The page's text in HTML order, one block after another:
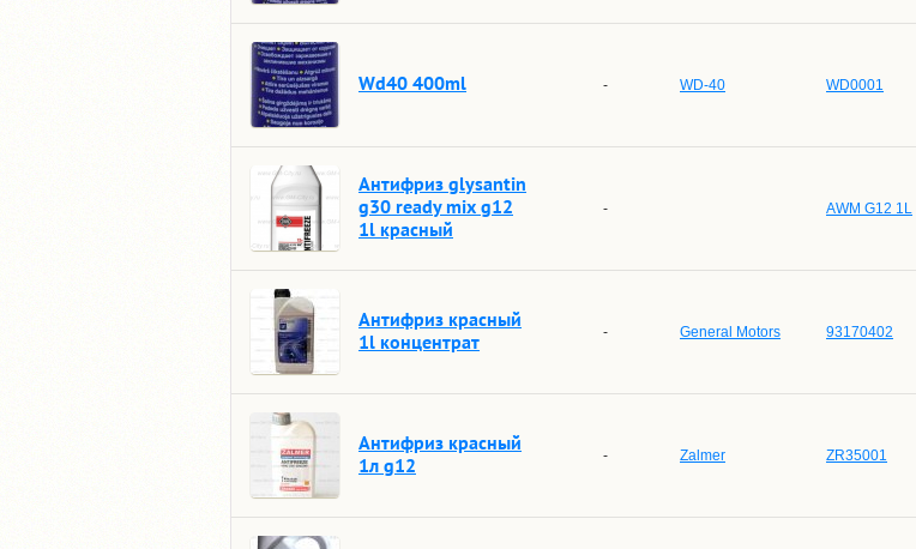
Wd40 400ml - WD-40 WD0001
Антифриз glysantin
g30 ready mix g12
1l красный
- AWM G12 1L
Антифриз красный
1l концентрат
- General Motors 93170402
Антифриз красный
1л g12
- Zalmer ZR35001